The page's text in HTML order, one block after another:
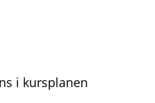
i kursplanen